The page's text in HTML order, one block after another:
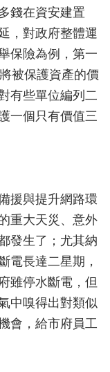
錢在資安建置
，對政府整體運
保險為例，第一
被保護資產的價
有些單位編列二
一個只有價值三
援與提升網路環
重大天災、意外
發生了；尤其納
電長達二星期，
雖停水斷電，但
中嗅得出對類似
會，給市府員工